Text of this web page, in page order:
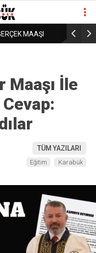
MAAŞI
Maaşı İle
TÜM YAZILARI
Eğitim Karabük